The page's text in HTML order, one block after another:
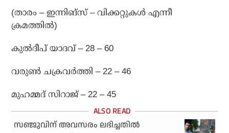
(താരം – ഇന്നിങ്സ് – വിക്കറ്റുകള്‍ എന്നീ
ക്രമത്തില്‍)
കുല്‍ദീപ് യാദവ് – 28 – 60
വരുണ്‍ ചക്രവര്‍ത്തി – 22 – 46
മുഹമ്മദ് സിറാജ് – 22 – 45
സഞ്ജുവിന് അവസരം ലഭിച്ചതില്‍